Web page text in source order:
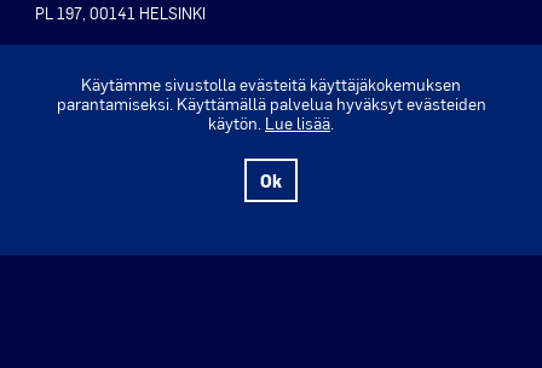
PL 197, 00141 HELSINKI
Puh. +358 9 310 1621
Verkkolehti ›
Käytämme sivustolla evästeitä käyttäjäkokemuksen
parantamiseksi. Käyttämällä palvelua hyväksyt evästeiden
käytön. Lue lisää.
Ok